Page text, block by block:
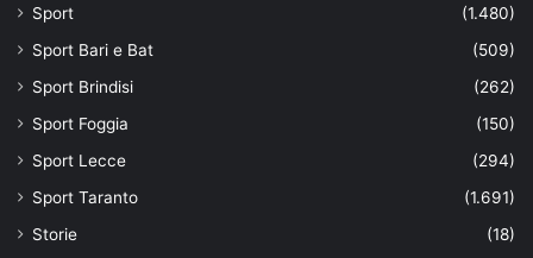
Sport
(1.480)
Sport Bari e Bat
(509)
Sport Brindisi
(262)
Sport Foggia
(150)
Sport Lecce
(294)
Sport Taranto
(1.691)
Storie
(18)